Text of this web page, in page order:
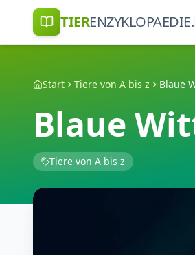
TIER
Start Tiere von A bis z Blaue
Blaue
Tiere von A bis z